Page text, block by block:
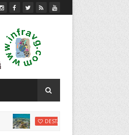
DESTACADO Egipto 2017: El Mar Rojo.